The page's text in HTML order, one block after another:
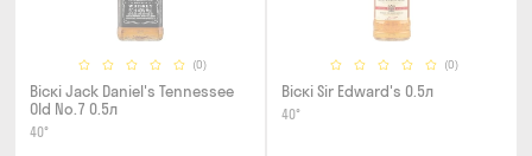
(0)
Віскі Jack Daniel's Tennessee
Old No.7 0.5л
40°
(0)
Віскі Sir Edward's 0.5л
40°